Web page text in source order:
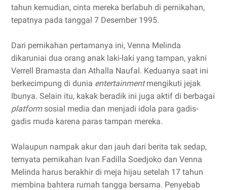
tahun kemudian, cinta mereka berlabuh di pernikahan,
tepatnya pada tanggal 7 Desember 1995.
Dari pernikahan pertamanya ini, Venna Melinda
dikaruniai dua orang anak laki-laki yang tampan, yakni
Verrell Bramasta dan Athalla Naufal. Keduanya saat ini
berkecimpung di dunia entertainmentmengikuti jejak
Ibunya. Selain itu, kakak beradik ini juga aktif di berbagai
platformsosial media dan menjadi idola para gadis-
gadis muda karena paras tampan mereka.
Walaupun nampak akur dan jauh dari berita tak sedap,
ternyata pernikahan Ivan Fadilla Soedjoko dan Venna
Melinda harus berakhir di meja hijau setelah 17 tahun
membina bahtera rumah tangga bersama. Penyebab